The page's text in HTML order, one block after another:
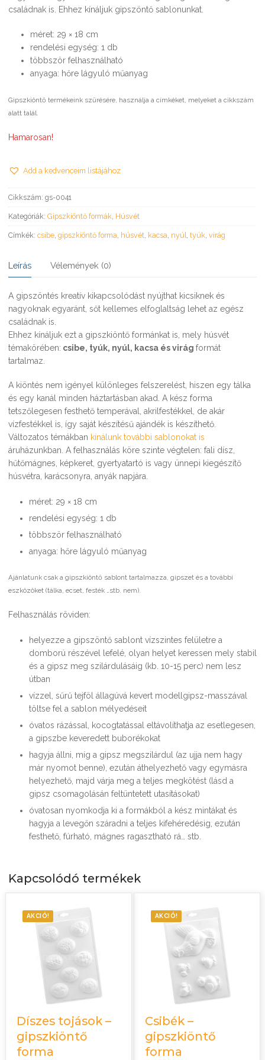
családnak is. Ehhez kínáljuk gipszöntő sablonunkat.
méret: 29 × 18 cm
rendelési egység: 1 db
többször felhasználható
anyaga: hőre lágyuló műanyag
Gipszkiöntő termékeink szűrésére, használja a címkéket, melyeket a cikkszám
alatt talál.
Hamarosan!
Add a kedvenceim listájához
Cikkszám: gs-0041
Kategóriák: Gipszkiöntő formák Húsvét
Címkék: csibe gipszkiöntő forma húsvét kacsa nyúl tyúk virág
Leírás Vélemények (0)
A gipszöntés kreatív kikapcsolódást nyújthat kicsiknek és
nagyoknak egyaránt, sőt kellemes elfoglaltság lehet az egész
családnak is.
Ehhez kínáljuk ezt a gipszkiöntő formánkat is, mely húsvét
témakörében: csibe, tyúk, nyúl, kacsa és virág formát
tartalmaz.
A kiöntés nem igényel különleges felszerelést, hiszen egy tálka
és egy kanál minden háztartásban akad. A kész forma
tetszőlegesen festhető temperával, akrilfestékkel, de akár
vízfestékkel is, így saját készítésű ajándék is készíthető.
Változatos témákban kínálunk további sablonokat is
áruházunkban. A felhasználás köre szinte végtelen: fali dísz,
hűtőmágnes, képkeret, gyertyatartó is vagy ünnepi kiegészítő
húsvétra, karácsonyra, anyák napjára.
méret: 29 × 18 cm
rendelési egység: 1 db
többször felhasználható
anyaga: hőre lágyuló műanyag
Ajánlatunk csak a gipszkiöntő sablont tartalmazza, gipszet és a további
eszközöket (tálka, ecset, festék …stb. nem).
Felhasználás röviden:
helyezze a gipszöntő sablont vízszintes felületre a
domború részével lefelé, olyan helyet keressen mely stabil
és a gipsz meg szilárdulásáig (kb. 10-15 perc) nem lesz
útban
vízzel, sűrű tejföl állagúvá kevert modellgipsz-masszával
töltse fel a sablon mélyedéseit
óvatos rázással, kocogtatással eltávolíthatja az esetlegesen,
a gipszbe keveredett buborékokat
hagyja állni, míg a gipsz megszilárdul (az ujja nem hagy
már nyomot benne), ezután áthelyezhető vagy egymásra
helyezhető, majd várja meg a teljes megkötést (lásd a
gipsz csomagolásán feltüntetett utasításokat)
óvatosan nyomkodja ki a formákból a kész mintákat és
hagyja a levegőn száradni a teljes kifehéredésig, ezután
festhető, fúrható, mágnes ragasztható rá… stb.
Kapcsolódó termékek
AKCIÓ!
Díszes tojások –
gipszkiöntő
forma
AKCIÓ!
Csibék –
gipszkiöntő
forma